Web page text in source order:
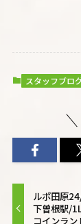
スタッフブロ
ルポ田原
下曽根駅/
コインラン